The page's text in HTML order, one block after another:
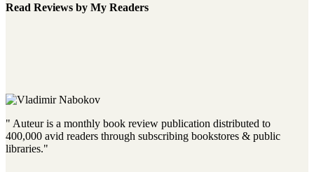
Read Reviews by My Readers
" Auteur is a monthly book review publication distributed to
400,000 avid readers through subscribing bookstores & public
libraries."